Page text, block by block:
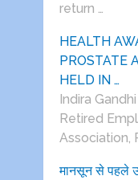
return …
HEALTH
PROSTATE
HELD IN …
Indira
Retired
Association,
मानसून से पहले